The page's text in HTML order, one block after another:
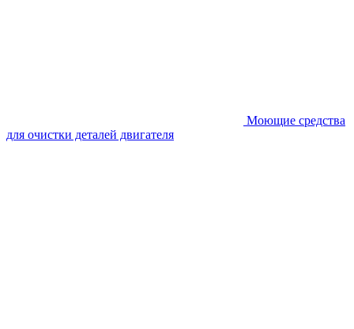
Моющие средства
для очистки деталей двигателя